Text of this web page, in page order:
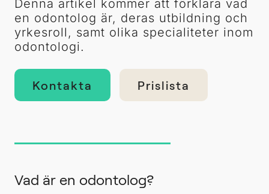
Denna artikel kommer att förklara vad
en odontolog är, deras utbildning och
yrkesroll, samt olika specialiteter inom
odontologi.
Kontakta Prislista
Vad är en odontolog?